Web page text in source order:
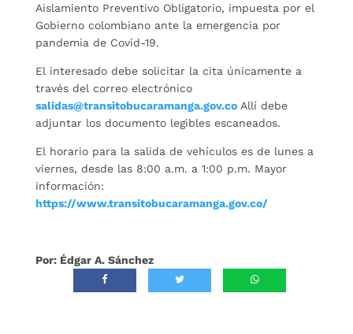
Aislamiento Preventivo Obligatorio, impuesta por el
Gobierno colombiano ante la emergencia por
pandemia de Covid-19.
El interesado debe solicitar la cita únicamente a
través del correo electrónico
salidas@transitobucaramanga.gov.co Allí debe
adjuntar los documento legibles escaneados.
El horario para la salida de vehículos es de lunes a
viernes, desde las 8:00 a.m. a 1:00 p.m. Mayor
información:
https://www.transitobucaramanga.gov.co/
Por: Édgar A. Sánchez